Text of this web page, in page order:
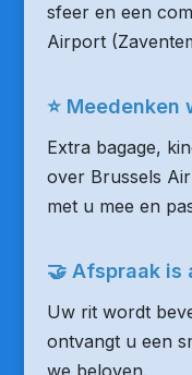
sfeer en een
Airport
⭐ Meedenken
Extra bagage,
over Brussels
met u mee en
🤝 Afspraak is
Uw rit wordt
ontvangt u een
we beloven.